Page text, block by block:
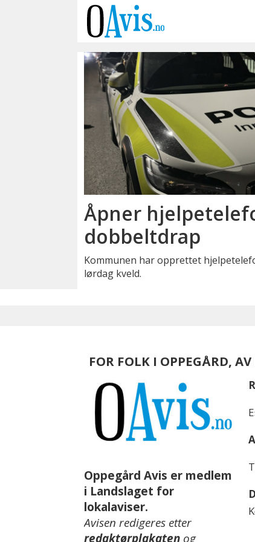
hjelpetelefon
Åpner
dobbeltdrap
Kommunen har opprettet
lørdag kveld.
FOR FOLK I OPPEGÅRD,
Oppegård Avis er medlem
i Landslaget for
lokalaviser.
Avisen redigeres etter
redaktørplakaten og